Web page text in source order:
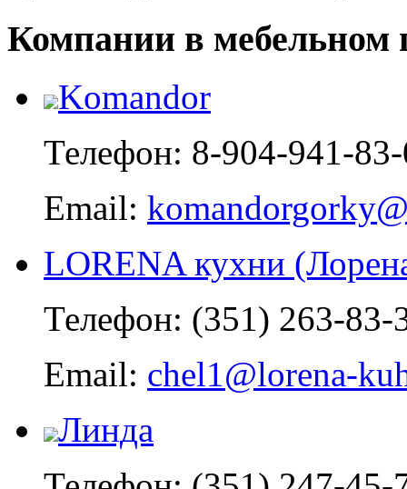
Компании в мебельном
Komandor
Телефон: 8-904-941-
Email:
LORENA кухни
Телефон: (351) 263-83-
Email: chel1@lorena-
Линда